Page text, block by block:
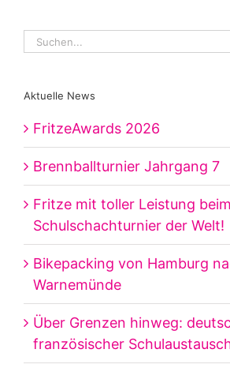
Suche
Aktuelle News
FritzeAwards 2026
Brennballturnier Jahrgang 7
Fritze mit toller Leistung
Schulschachturnier der Welt!
Bikepacking von Hamburg
Warnemünde
Über Grenzen hinweg:
französischer